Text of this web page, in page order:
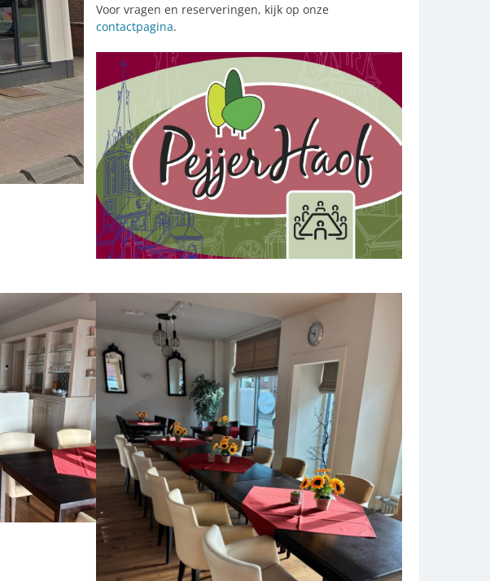
Voor vragen en reserveringen, kijk op onze
contactpagina.